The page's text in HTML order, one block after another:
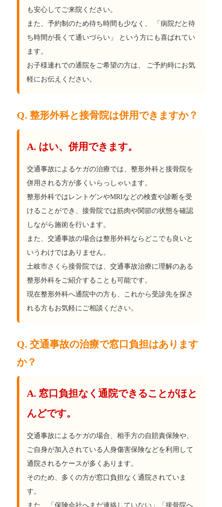
も安心してご来院ください。
また、予約制のため待ち時間も少なく、 「病院だと待
ち時間が長くて通いづらい」 という方にも喜ばれてい
ます。
お子様連れでの通院をご希望の方は、 ご予約時にお気
軽にお伝えください。
Q. 整形外科と接骨院は併用できますか？
A. はい、併用できます。
交通事故によるケガの治療では、整形外科と接骨院を
併用される方が多くいらっしゃいます。
整形外科ではレントゲンやMRIなどの検査や診断を受
けることができ、接骨院では筋肉や関節の状態を確認
しながら施術を行います。
また、交通事故の場合は整形外科ならどこでも良いと
いうわけではありません。
土岐市さくら接骨院では、交通事故治療に理解のある
整形外科をご紹介することも可能です。
現在整形外科へ通院中の方も、これから受診先を探さ
れる方もお気軽にご相談ください。
Q. 交通事故の治療で窓口負担はあります
か？
A. 窓口負担なく通院できることがほと
んどです。
交通事故によるケガの場合、相手方の自賠責保険や、
ご自身が加入されている人身傷害保険などを利用して
通院されるケースが多くあります。
そのため、多くの方が窓口負担なく通院されていま
す。
また、「保険会社へまだ連絡していない」「接骨院へ